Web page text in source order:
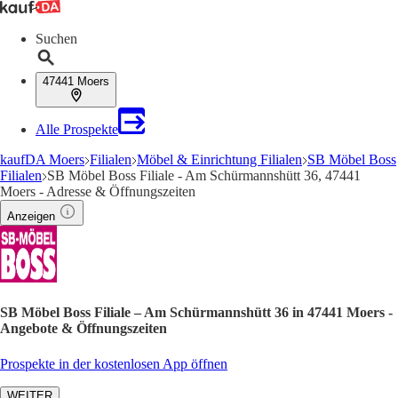
Suchen
47441 Moers
Alle Prospekte
kaufDA Moers Filialen Möbel & Einrichtung Filialen SB Möbel Boss
Filialen SB Möbel Boss Filiale - Am Schürmannshütt 36, 47441
Moers - Adresse & Öffnungszeiten
Anzeigen
SB Möbel Boss Filiale – Am Schürmannshütt 36 in 47441 Moers -
Angebote & Öffnungszeiten
Prospekte in der kostenlosen App öffnen